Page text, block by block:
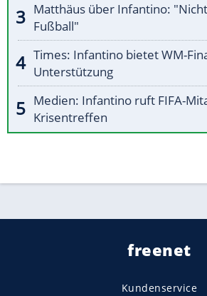
Matthäus über Infantino:
Fußball"
Times: Infantino bietet WM-
Unterstützung
Medien: Infantino ruft FIFA-
Krisentreffen
freenet
Kundenservice